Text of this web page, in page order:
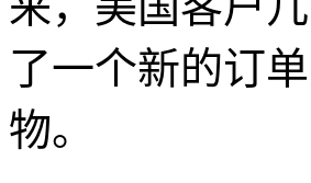
了一个新的订
物。